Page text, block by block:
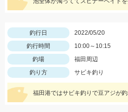
釣行日
2022/05/20
釣行時間
10:00～10:15
釣場
福田周辺
釣り方
サビキ釣り